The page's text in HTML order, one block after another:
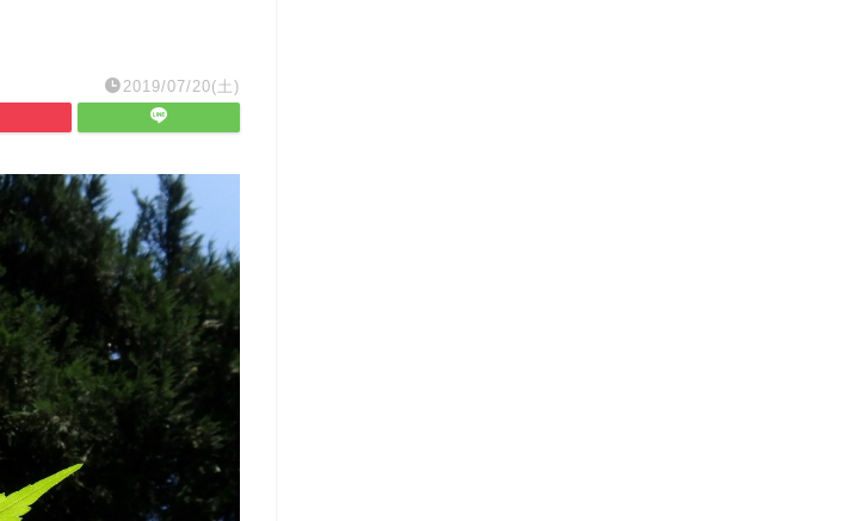
2019/07/20(土)